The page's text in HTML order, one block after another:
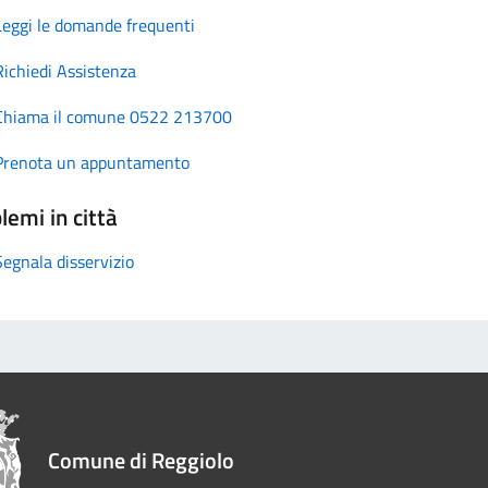
le domande frequenti
Assistenza
il comune 0522 213700
un appuntamento
in città
disservizio
Comune di Reggiolo